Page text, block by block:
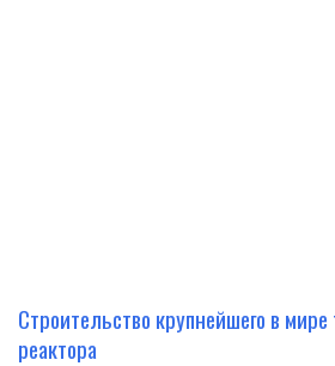
Строительство крупнейшего в мире
реактора